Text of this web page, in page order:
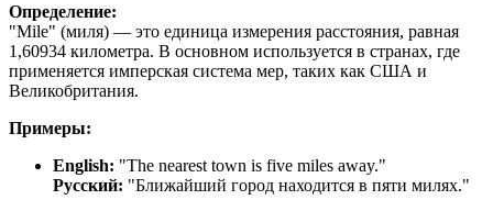
Определение:
"Mile" (миля) — это единица измерения расстояния, равная
1,60934 километра. В основном используется в странах, где
применяется имперская система мер, таких как США и
Великобритания.
Примеры:
English: "The nearest town is five miles away."
Русский: "Ближайший город находится в пяти милях."